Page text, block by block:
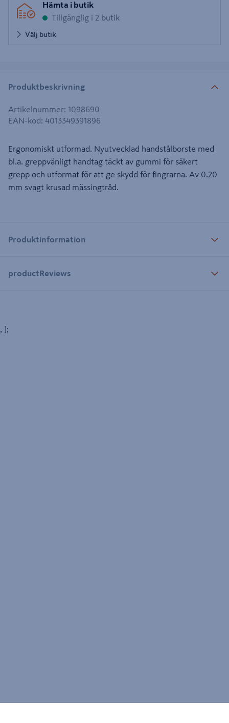
Hämta i butik
Tillgänglig i 2 butik
Välj butik
Produktbeskrivning
Artikelnummer: 1098690
EAN-kod: 4013349391896
Ergonomiskt utformad. Nyutvecklad handstålborste med
bl.a. greppvänligt handtag täckt av gummi för säkert
grepp och utformat för att ge skydd för fingrarna. Av 0.20
mm svagt krusad mässingtråd.
Produktinformation
productReviews
, ];